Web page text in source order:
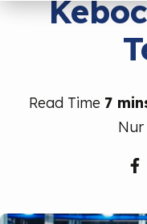
Read Time 7
Nur